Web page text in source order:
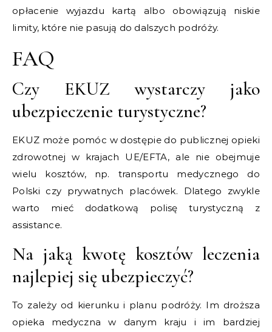
opłacenie wyjazdu kartą albo obowiązują niskie
limity, które nie pasują do dalszych podróży.
FAQ
Czy EKUZ wystarczy jako
ubezpieczenie turystyczne?
EKUZ może pomóc w dostępie do publicznej opieki
zdrowotnej w krajach UE/EFTA, ale nie obejmuje
wielu kosztów, np. transportu medycznego do
Polski czy prywatnych placówek. Dlatego zwykle
warto mieć dodatkową polisę turystyczną z
assistance.
Na jaką kwotę kosztów leczenia
najlepiej się ubezpieczyć?
To zależy od kierunku i planu podróży. Im droższa
opieka medyczna w danym kraju i im bardziej